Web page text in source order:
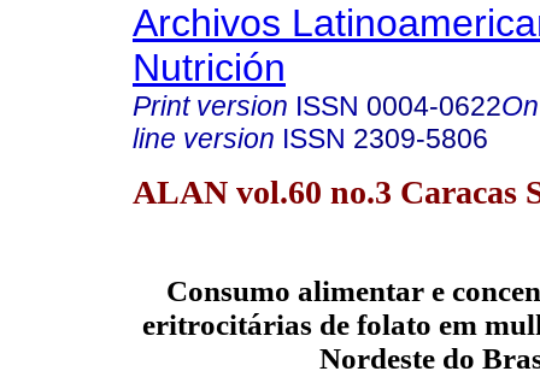
Archivos
Nutrición
Print version ISSN 0004-0622
line version ISSN 2309-5806
ALAN vol.60 no.3 Caracas
Consumo alimentar e
eritrocitárias de folato em
Nordeste do